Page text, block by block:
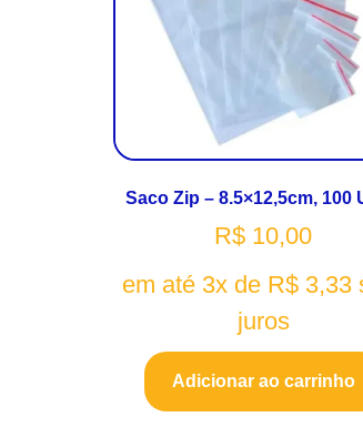
Saco Zip – 8.5×12,5cm, 100
R$ 10,00
em até 3x de R$ 3,33
juros
Adicionar ao carrinho